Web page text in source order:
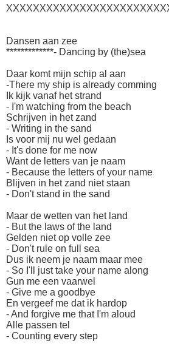
Dansen aan zee
*************- Dancing by (the)sea
Daar komt mijn schip al aan
-There my ship is already comming
Ik kijk vanaf het strand
- I'm watching from the beach
Schrijven in het zand
- Writing in the sand
Is voor mij nu wel gedaan
- It's done for me now
Want de letters van je naam
- Because the letters of your name
Blijven in het zand niet staan
- Don't stand in the sand
Maar de wetten van het land
- But the laws of the land
Gelden niet op volle zee
- Don't rule on full sea
Dus ik neem je naam maar mee
- So I'll just take your name along
Gun me een vaarwel
- Give me a goodbye
En vergeef me dat ik hardop
- And forgive me that I'm aloud
Alle passen tel
- Counting every step